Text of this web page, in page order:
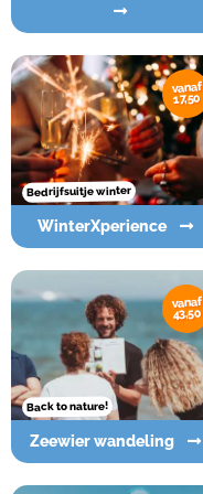
vanaf
17,50
Bedrijfsuitje winter
WinterXperience
vanaf
43,50
Back to nature!
Zeewier wandeling